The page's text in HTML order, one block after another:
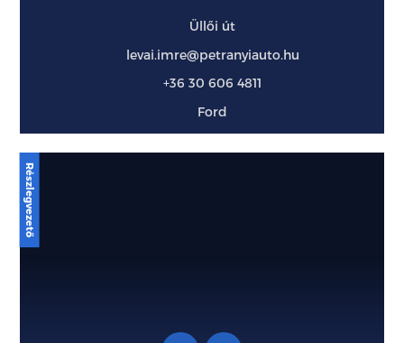
Üllői út
levai.imre@petranyiauto.hu
+36 30 606 4811
Ford